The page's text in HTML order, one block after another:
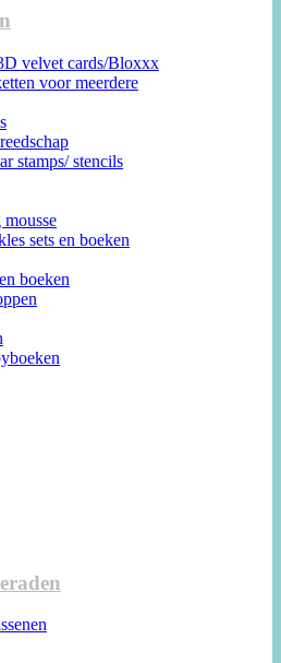
velvet cards/Bloxxx
voor meerdere
stamps/ stencils
sets en boeken
boeken